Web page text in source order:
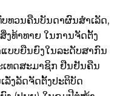
ທວນຄືນບັນດາຜົນສໍາເລັດ,
ທ້າທາຍ ໃນການຈັດຕັ້ງ
ບບຍືນຍົງໃນລະດັບສາກົນ
ເທດສະມາຊິກ ຢືນຢັນຄືນ
ງລັດຈັດຕັ້ງປະຕິບັດ